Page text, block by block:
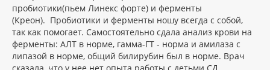
пробиотики(пьем Линекс форте) и ферменты
(Креон). Пробиотики и ферменты ношу всегда с собой,
так как помогает. Самостоятельно сдала анализ крови на
ферменты: АЛТ в норме, гамма-ГТ - норма и амилаза с
липазой в норме, общий билирубин был в норме. Врач